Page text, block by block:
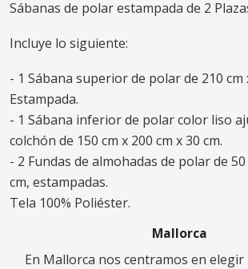
Sábanas de polar estampada de 2
Incluye lo siguiente:
- 1 Sábana superior de polar de 210 cm
Estampada.
- 1 Sábana inferior de polar color liso
colchón de 150 cm x 200 cm x 30 cm.
- 2 Fundas de almohadas de polar de 50
cm, estampadas.
Tela 100% Poliéster.
Mallorca
En Mallorca nos centramos en